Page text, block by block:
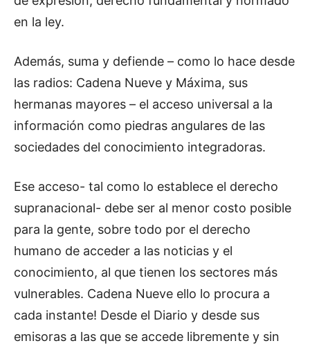
en la ley.
Además, suma y defiende – como lo hace desde
las radios: Cadena Nueve y Máxima, sus
hermanas mayores – el acceso universal a la
información como piedras angulares de las
sociedades del conocimiento integradoras.
Ese acceso- tal como lo establece el derecho
supranacional- debe ser al menor costo posible
para la gente, sobre todo por el derecho
humano de acceder a las noticias y el
conocimiento, al que tienen los sectores más
vulnerables. Cadena Nueve ello lo procura a
cada instante! Desde el Diario y desde sus
emisoras a las que se accede libremente y sin